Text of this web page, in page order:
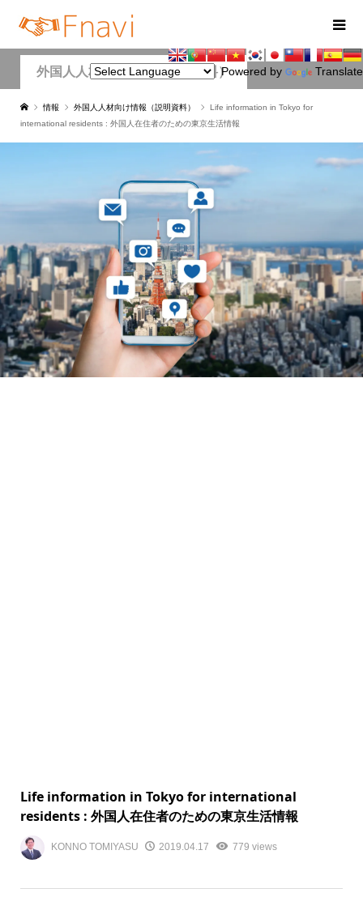
Powered by Translate
外国人人材向け情報（説明資料）
情報 外国人人材向け情報（説明資料）
Life information in Tokyo for
international residents : 外国人在住者のための東京生活情報
Life information in Tokyo for international
residents : 外国人在住者のための東京生活情報
KONNO TOMIYASU 2019.04.17 779 views